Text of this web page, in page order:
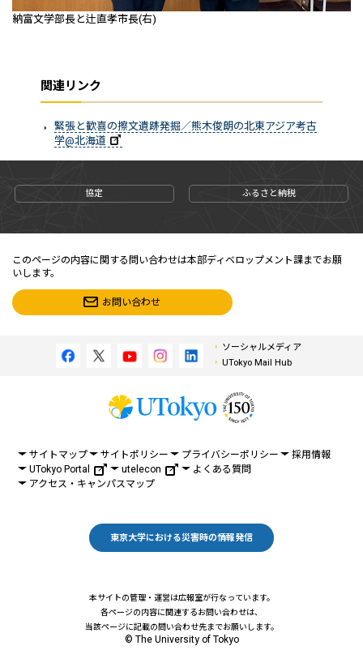
納富文学部長と辻直孝市長(右)
関連リンク
緊張と歓喜の擦文遺跡発掘／熊木俊朗の北東アジア考古
学@北海道
協定 ふるさと納税
このページの内容に関する問い合わせは本部ディベロップメント課までお願
いします。
お問い合わせ
ソーシャルメディア
UTokyo Mail Hub
サイトマップ サイトポリシー プライバシーポリシー
採用情報
UTokyo Portal
utelecon
よくある質問
アクセス・キャンパスマップ
東京大学における災害時の情報発信
本サイトの管理・運営は広報室が行なっています。
各ページの内容に関連するお問い合わせは、
当該ページに記載の問い合わせ先までお願いします。
© The University of Tokyo